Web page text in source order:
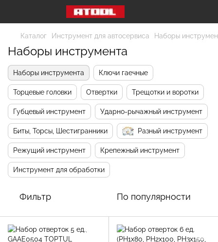
Каталог Инструмент для автосервиса Наборы
Наборы инструмента
Наборы инструмента Ключи гаечные
Торцевые головки Отвертки Трещотки и воротки
Губцевый инструмент Ударно-рычажный инструмент
Биты, Торсы, Шестигранники Разный инструмент
Режущий инструмент Крепежный инструмент
Инструмент для обработки
Фильтр По популярности